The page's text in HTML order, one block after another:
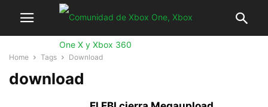
Home Tags Download
download